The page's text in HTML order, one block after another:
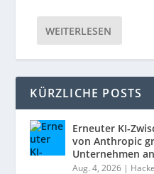
WEITERLESEN
KÜRZLICHE POSTS
Erneuter KI-
von Anthropic
Unternehmen an
Aug. 4, 2026 |